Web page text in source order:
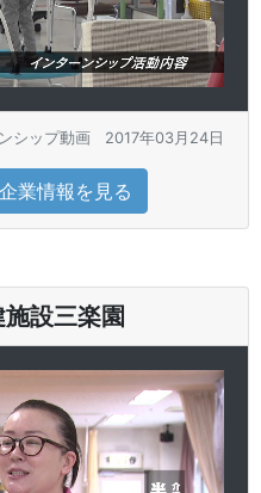
シップ動画 2017年03月24日
企業情報を見る
設三楽園